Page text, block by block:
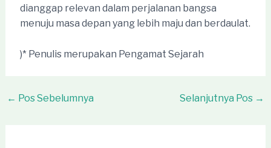
dianggap relevan dalam perjalanan bangsa
menuju masa depan yang lebih maju dan berdaulat.
)* Penulis merupakan Pengamat Sejarah
Post
← Pos Sebelumnya Selanjutnya Pos →